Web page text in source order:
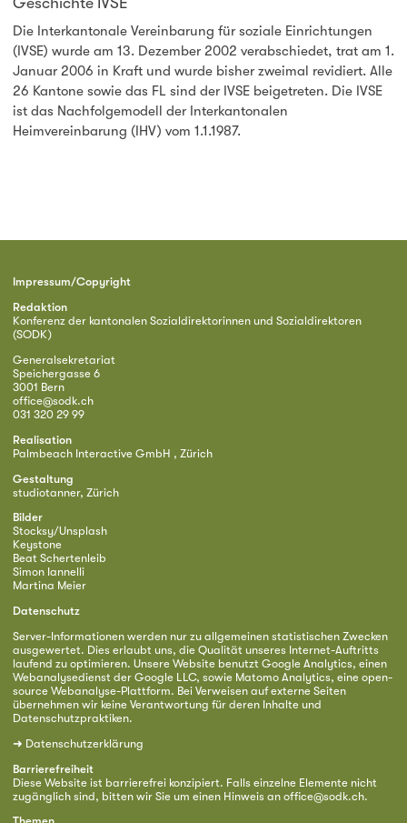
Die Interkantonale Vereinbarung für soziale Einrichtungen
(IVSE) wurde am 13. Dezember 2002 verabschiedet, trat am 1.
Januar 2006 in Kraft und wurde bisher zweimal revidiert. Alle
26 Kantone sowie das FL sind der IVSE beigetreten. Die IVSE
ist das Nachfolgemodell der Interkantonalen
Heimvereinbarung (IHV) vom 1.1.1987.
Impressum/Copyright
Redaktion
Konferenz der kantonalen Sozialdirektorinnen und Sozialdirektoren
(SODK)
Generalsekretariat
Speichergasse 6
3001 Bern
office@sodk.ch
031 320 29 99
Realisation
Palmbeach Interactive GmbH , Zürich
Gestaltung
studiotanner, Zürich
Bilder
Stocksy/Unsplash
Keystone
Beat Schertenleib
Simon Iannelli
Martina Meier
Datenschutz
Server-Informationen werden nur zu allgemeinen statistischen Zwecken
ausgewertet. Dies erlaubt uns, die Qualität unseres Internet-Auftritts
laufend zu optimieren. Unsere Website benutzt Google Analytics, einen
Webanalysedienst der Google LLC, sowie Matomo Analytics, eine open-
source Webanalyse-Plattform. Bei Verweisen auf externe Seiten
übernehmen wir keine Verantwortung für deren Inhalte und
Datenschutzpraktiken.
➜ Datenschutzerklärung
Barrierefreiheit
Diese Website ist barrierefrei konzipiert. Falls einzelne Elemente nicht
zugänglich sind, bitten wir Sie um einen Hinweis an office@sodk.ch.